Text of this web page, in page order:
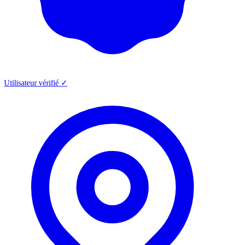
Utilisateur vérifié ✓